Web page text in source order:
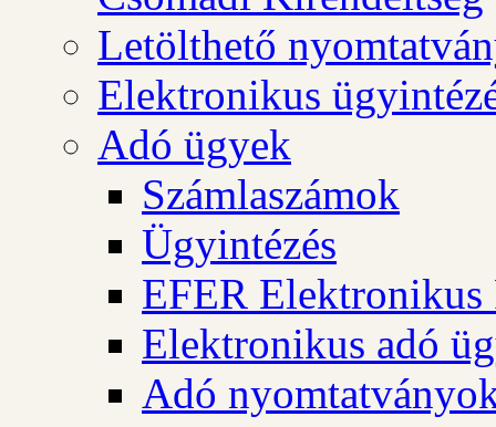
Letölthető
Elektronikus
Adó ügyek
Számlaszámok
Ügyintézés
EFER Elektronikus
Elektronikus adó
Adó